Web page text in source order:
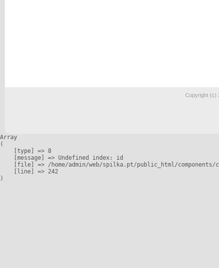
Copyright (c)
Array
(
    [type] => 8
    [message] => Undefined index: id
[file] => /home/admin/web/spilka.pt/public_html/
    [line] => 242